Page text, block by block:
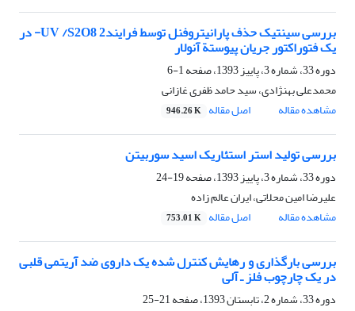
بررسی سینتیک حذف پارانیتروفنل توسط فرایندUV /S2O8 2- در
یک فتوراکتور جریان پیوستة آنولار
دوره 33، شماره 3، پاییز 1393، صفحه
1-6
محمدعلی بهنژادی، سید حامد ظفری غازانی
مشاهده مقاله
اصل مقاله 946.26 K
بررسی تولید استر استئاریک اسید سوربیتن
دوره 33، شماره 3، پاییز 1393، صفحه
19-24
علیرضا امین محلاتی، ایران عالم زاده
مشاهده مقاله
اصل مقاله 753.01 K
بررسی بارگذاری و رهایش کنترل شده یک داروی ضد آریتمی قلبی
در یک چارچوب فلز ـ آلی
دوره 33، شماره 2، تابستان 1393، صفحه
21-25